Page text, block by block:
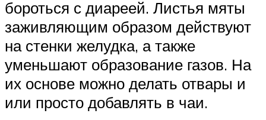
бороться с диареей. Листья мяты
заживляющим образом действуют
на стенки желудка, а также
уменьшают образование газов. На
их основе можно делать отвары и
или просто добавлять в чаи.